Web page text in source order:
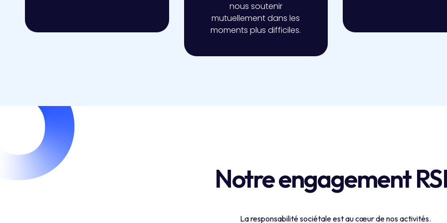
nous soutenir
mutuellement dans les
moments plus difficiles.
Notre engagement
La responsabilité sociétale est au cœur de nos activités.